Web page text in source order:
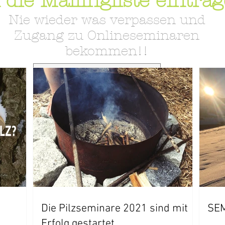
Nie wieder was verpassen und
Zugang zu Onlineseminaren
bekommen!!
Jetzt AllgäuMogli abonnieren
Die Pilzseminare 2021 sind mit